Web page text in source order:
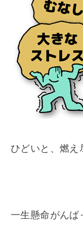
ひどいと、燃え
一生懸命がんば